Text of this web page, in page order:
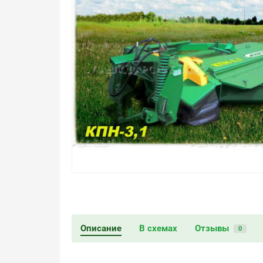
Описание В схемах Отзывы 0